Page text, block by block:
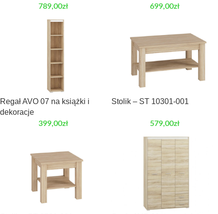
789,00zł 699,00zł
Regał AVO 07 na książki i
dekoracje
399,00zł
Stolik – ST 10301-001
579,00zł